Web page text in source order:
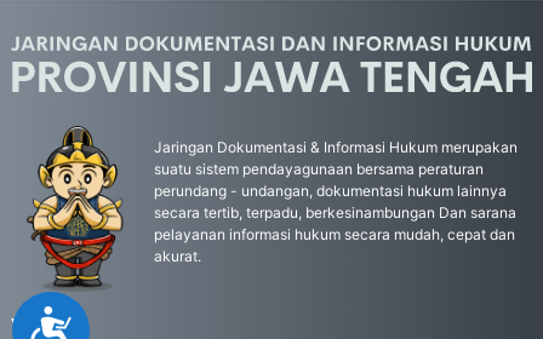
Accessibility
Jaringan Dokumentasi & Informasi Hukum merupakan
suatu sistem pendayagunaan bersama peraturan
perundang - undangan, dokumentasi hukum lainnya
secara tertib, terpadu, berkesinambungan Dan sarana
pelayanan informasi hukum secara mudah, cepat dan
akurat.
Visitor